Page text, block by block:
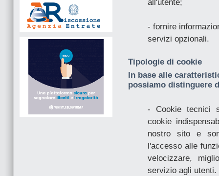
all'utente;
- fornire
servizi opzionali.
Tipologie di cookie
In base alle
possiamo distinguere
- Cookie tecnici
cookie
nostro sito e
l'accesso alle
velocizzare,
servizio agli utenti.